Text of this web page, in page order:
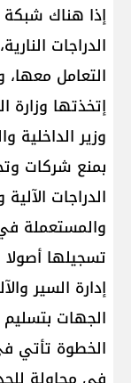
إذا هناك
الدراجات
التعامل معها،
إتخذتها وزارة
وزير الداخلية
بمنع شركات
والمستعملة
تسجيلها
إدارة السير
الجهات
الخطوة تأتي